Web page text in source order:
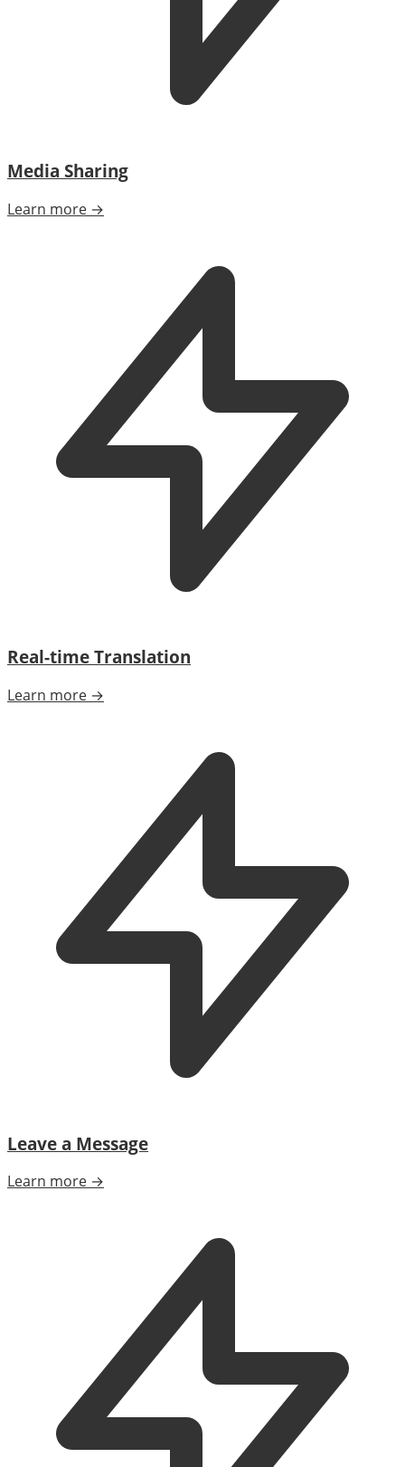
Media Sharing
Learn more →
Real-time Translation
Learn more →
Leave a Message
Learn more →